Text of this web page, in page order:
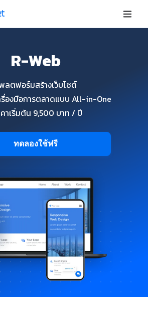
R-Web
ลตฟอร์มสร้างเว็บไซต์
องมือการตลาดแบบ All-in-One
าเริ่มต้น 9,500 บาท / ปี
ทดลองใช้ฟรี